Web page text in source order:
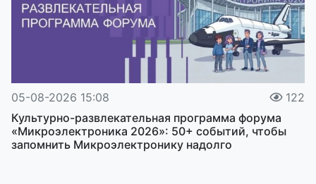
05-08-2026 15:08
122
Культурно-развлекательная программа форума
«Микроэлектроника 2026»: 50+ событий, чтобы
запомнить Микроэлектронику надолго